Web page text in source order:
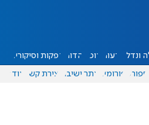
ונדל"ן דעות אוכל יהדות הפקות וסיקורים
ספורט פורומים אתר ישיבה יצירת קשר עוד